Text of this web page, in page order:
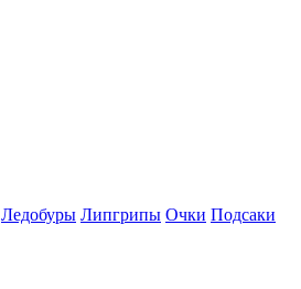
Ледобуры Липгрипы Очки Подсаки